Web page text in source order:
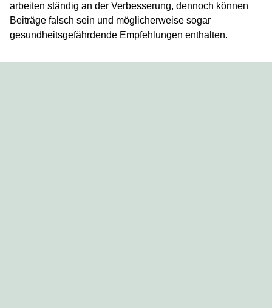
arbeiten ständig an der Verbesserung, dennoch können
Beiträge falsch sein und möglicherweise sogar
gesundheitsgefährdende Empfehlungen enthalten.